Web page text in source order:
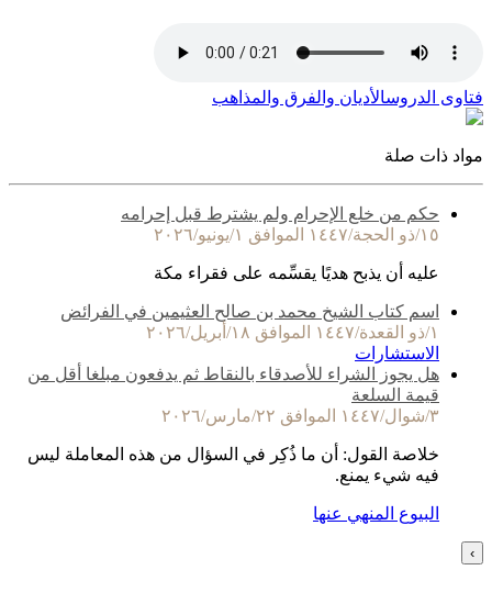
فتاوى الدروسالأديان والفرق والمذاهب
مواد ذات صلة
حكم من خلع الإحرام ولم يشترط قبل إحرامه
١٥/ذو الحجة/١٤٤٧ الموافق ١/يونيو/٢٠٢٦
عليه أن يذبح هديًا يقسِّمه على فقراء مكة
اسم كتاب الشيخ محمد بن صالح العثيمين في الفرائض
١/ذو القعدة/١٤٤٧ الموافق ١٨/أبريل/٢٠٢٦
الاستشارات
هل يجوز الشراء للأصدقاء بالنقاط ثم يدفعون مبلغا أقل من
قيمة السلعة
٣/شوال/١٤٤٧ الموافق ٢٢/مارس/٢٠٢٦
خلاصة القول: أن ما ذُكِر في السؤال من هذه المعاملة ليس
فيه شيء يمنع.
البيوع المنهي عنها
›